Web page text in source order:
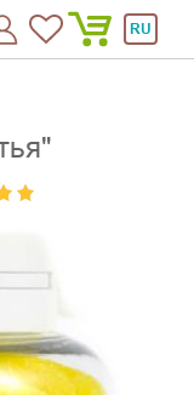
RU